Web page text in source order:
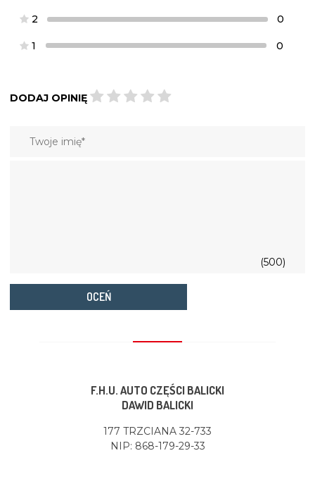
2 0
1 0
DODAJ OPINIĘ
(500)
OCEŃ
F.H.U. AUTO CZĘŚCI BALICKI
DAWID BALICKI
177 TRZCIANA 32-733
NIP: 868-179-29-33